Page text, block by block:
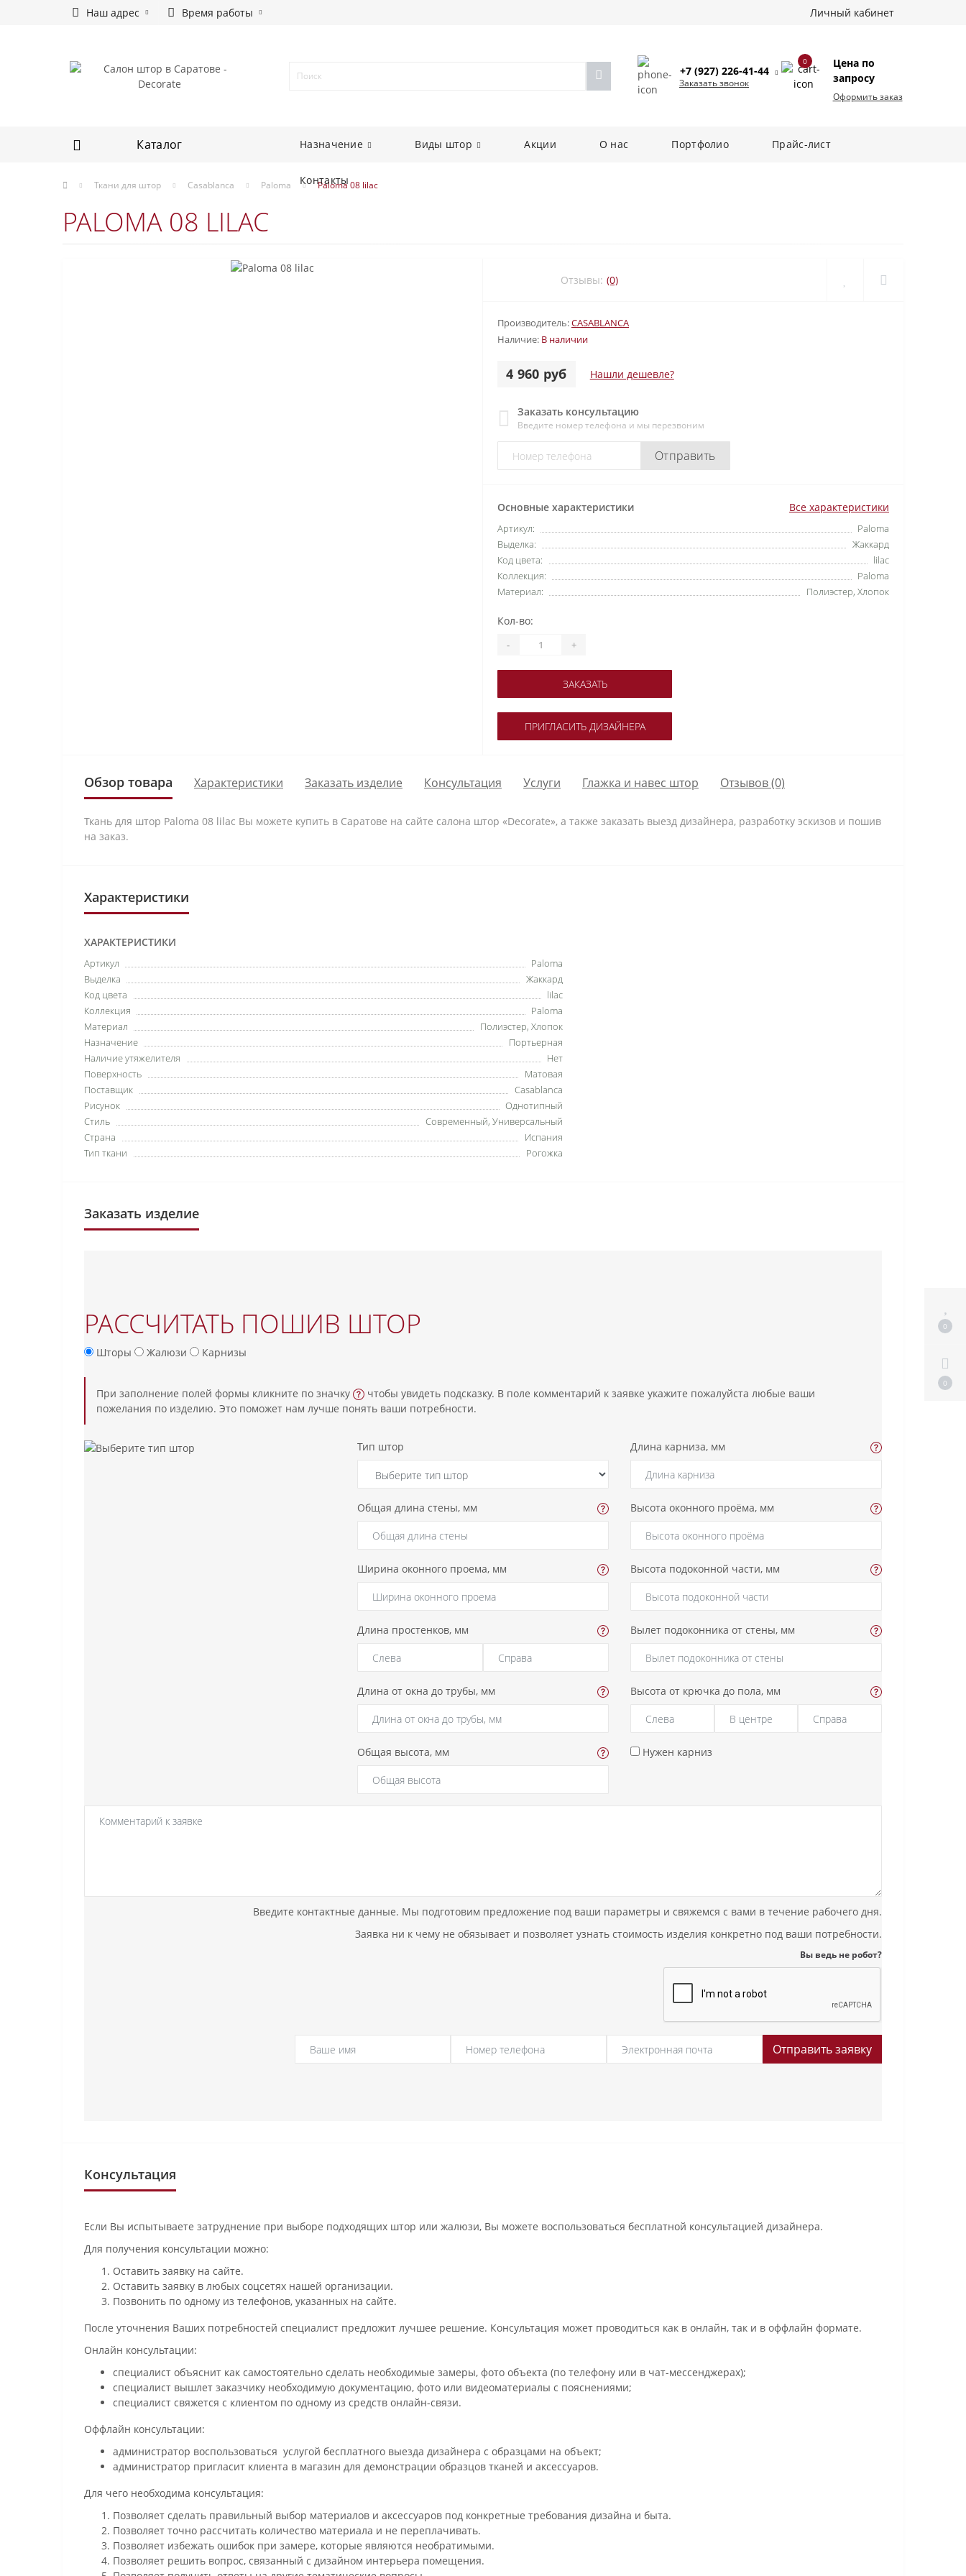
0
0
Наш адрес Время работы Личный кабинет
+7 (927) 226-41-44
Заказать звонок
0
Цена по
запросу
Оформить заказ
Каталог Назначение Виды штор Акции О нас Портфолио Прайс-лист
Контакты
Ткани для штор Casablanca Paloma Paloma 08 lilac
PALOMA 08 LILAC
Отзывы: (0)
Производитель:CASABLANCA
Наличие: В наличии
4 960 руб Нашли дешевле?
Заказать консультацию
Введите номер телефона и мы перезвоним
Отправить
Основные характеристики Все характеристики
Артикул:
Paloma
Выделка:
Жаккард
Код цвета:
lilac
Коллекция:
Paloma
Материал:
Полиэстер, Хлопок
Кол-во:
- +
ЗАКАЗАТЬ
ПРИГЛАСИТЬ ДИЗАЙНЕРА
Обзор товара Характеристики Заказать изделие Консультация Услуги Глажка и навес штор Отзывов (0)
Ткань для штор Paloma 08 lilac Вы можете купить в Саратове на сайте салона штор «Decorate», а также заказать выезд дизайнера, разработку эскизов и пошив
на заказ.
Характеристики
ХАРАКТЕРИСТИКИ
Артикул
Paloma
Выделка
Жаккард
Код цвета
lilac
Коллекция
Paloma
Материал
Полиэстер, Хлопок
Назначение
Портьерная
Наличие утяжелителя
Нет
Поверхность
Матовая
Поставщик
Casablanca
Рисунок
Однотипный
Стиль
Современный, Универсальный
Страна
Испания
Тип ткани
Рогожка
Заказать изделие
РАССЧИТАТЬ ПОШИВ ШТОР
Шторы Жалюзи Карнизы
При заполнение полей формы кликните по значку
чтобы увидеть подсказку. В поле комментарий к заявке укажите пожалуйста любые ваши
пожелания по изделию. Это поможет нам лучше понять ваши потребности.
Тип штор
Общая длина стены, мм
Ширина оконного проема, мм
Длина простенков, мм
Длина от окна до трубы, мм
Общая высота, мм
Длина карниза, мм
Высота оконного проёма, мм
Высота подоконной части, мм
Вылет подоконника от стены, мм
Высота от крючка до пола, мм
Нужен карниз
Введите контактные данные. Мы подготовим предложение под ваши параметры и свяжемся с вами в течение рабочего дня.
Заявка ни к чему не обязывает и позволяет узнать стоимость изделия конкретно под ваши потребности.
Вы ведь не робот?
Отправить заявку
Консультация
Если Вы испытываете затруднение при выборе подходящих штор или жалюзи, Вы можете воспользоваться бесплатной консультацией дизайнера.
Для получения консультации можно:
Оставить заявку на сайте.
Оставить заявку в любых соцсетях нашей организации.
Позвонить по одному из телефонов, указанных на сайте.
После уточнения Ваших потребностей специалист предложит лучшее решение. Консультация может проводиться как в онлайн, так и в оффлайн формате.
Онлайн консультации:
специалист объяснит как самостоятельно сделать необходимые замеры, фото объекта (по телефону или в чат-мессенджерах);
специалист вышлет заказчику необходимую документацию, фото или видеоматериалы с пояснениями;
специалист свяжется с клиентом по одному из средств онлайн-связи.
Оффлайн консультации:
администратор воспользоваться услугой бесплатного выезда дизайнера с образцами на объект;
администратор пригласит клиента в магазин для демонстрации образцов тканей и аксессуаров.
Для чего необходима консультация:
Позволяет сделать правильный выбор материалов и аксессуаров под конкретные требования дизайна и быта.
Позволяет точно рассчитать количество материала и не переплачивать.
Позволяет избежать ошибок при замере, которые являются необратимыми.
Позволяет решить вопрос, связанный с дизайном интерьера помещения.